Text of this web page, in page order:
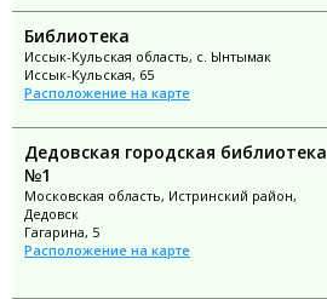
Библиотека
Иссык-Кульская область, с. Ынтымак
Иссык-Кульская, 65
Расположение на карте
Дедовская городская библиотека
№1
Московская область, Истринский район,
Дедовск
Гагарина, 5
Расположение на карте